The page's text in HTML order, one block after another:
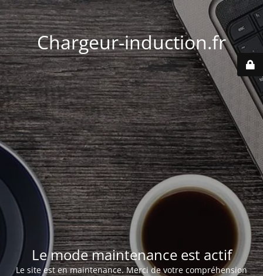
Chargeur-induction.fr
Le mode maintenance est actif
Le site est en maintenance. Merci de votre compréhension